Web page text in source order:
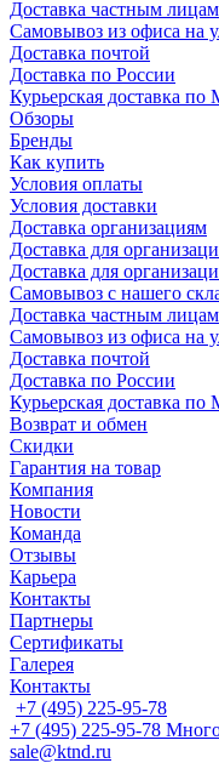
Доставка частным лицам
Самовывоз из офиса на
Доставка почтой
Доставка по России
Курьерская доставка по
Обзоры
Бренды
Как купить
Условия оплаты
Условия доставки
Доставка организациям
Доставка для
Доставка для
Самовывоз с нашего
Доставка частным лицам
Самовывоз из офиса на
Доставка почтой
Доставка по России
Курьерская доставка по
Возврат и обмен
Скидки
Гарантия на товар
Компания
Новости
Команда
Отзывы
Карьера
Контакты
Партнеры
Сертификаты
Галерея
Контакты
+7 (495) 225-95-78
+7 (495) 225-95-78
sale@ktnd.ru